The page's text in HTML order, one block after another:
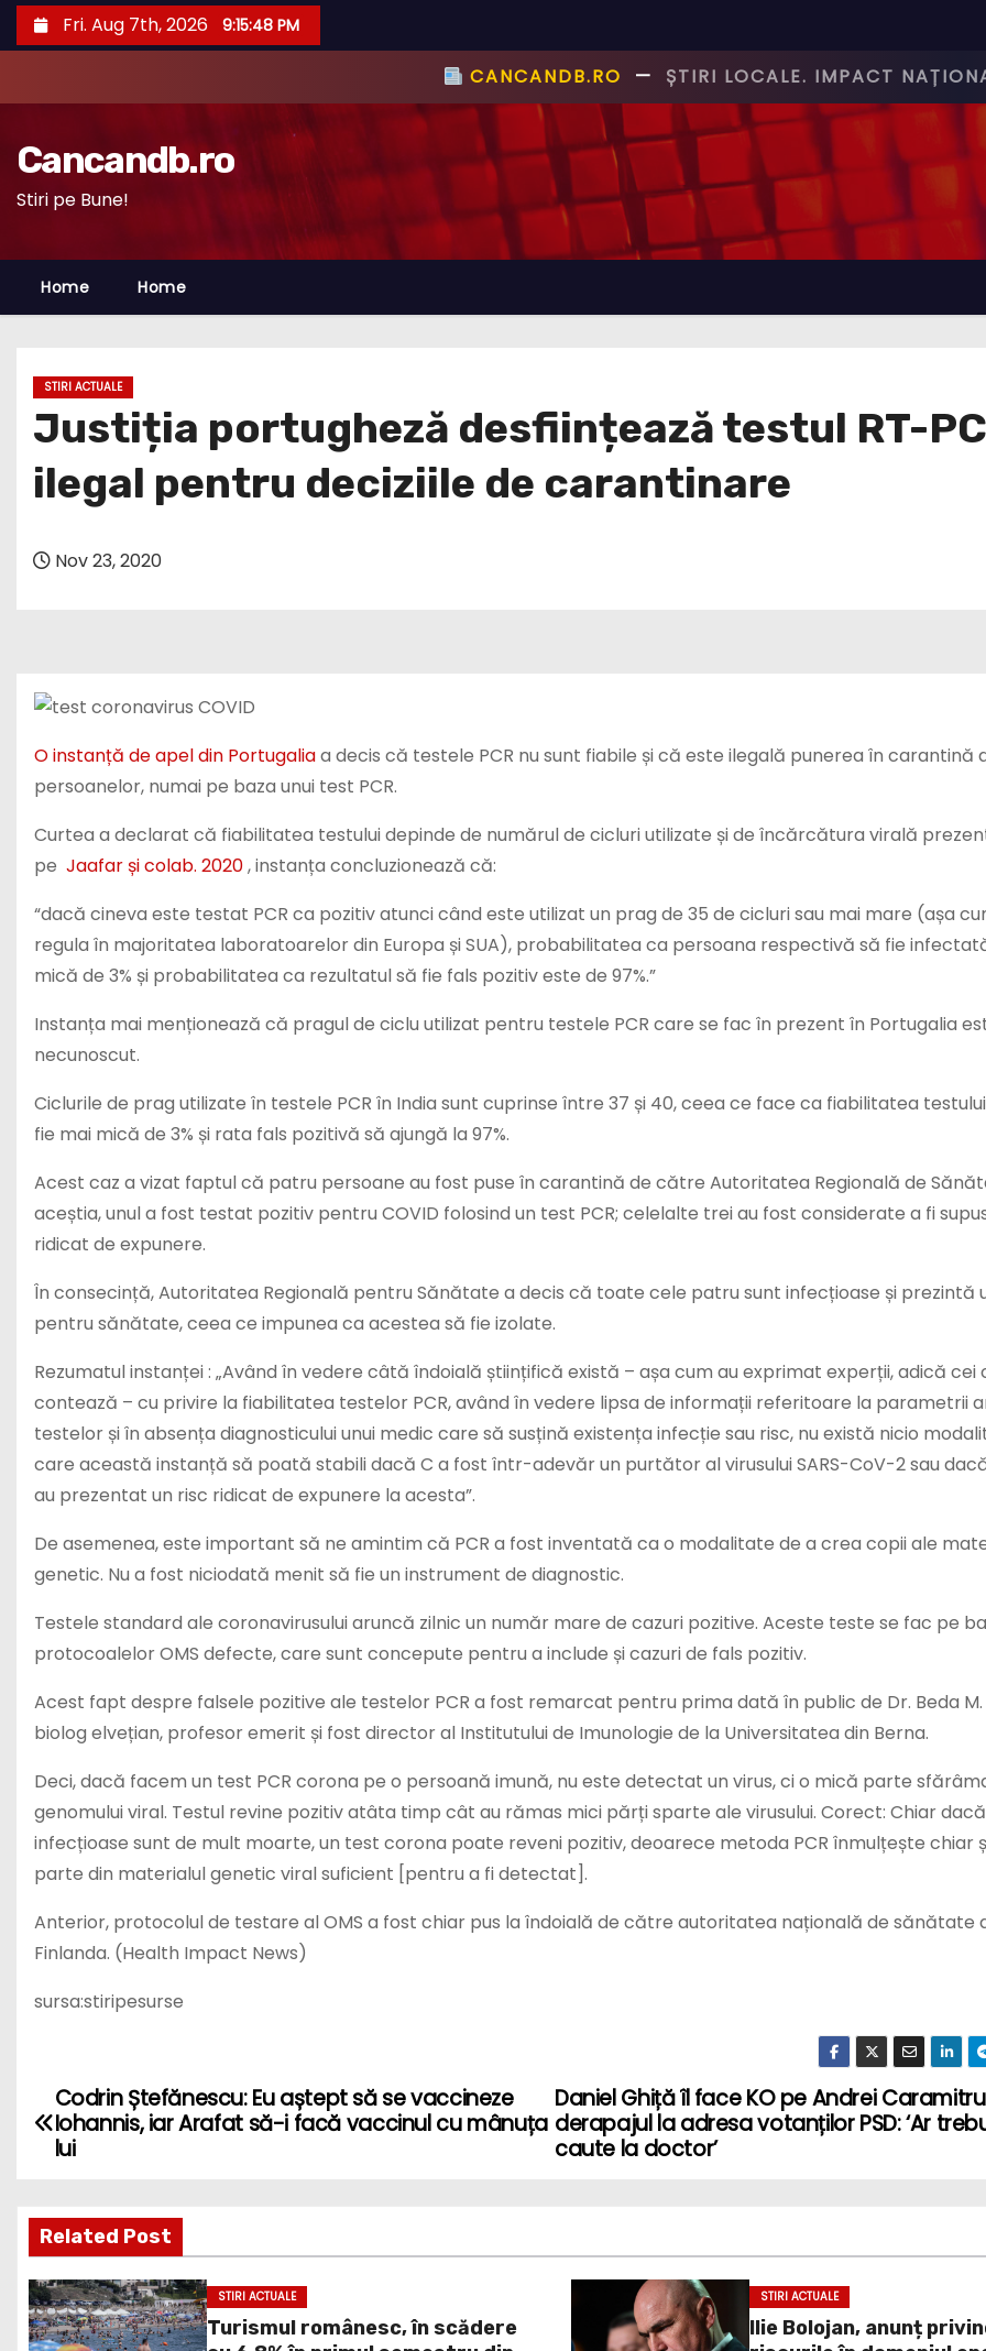
k
p
n
e
Fri. Aug 7th, 2026 9:15:49 PM
CANCANDB.RO —ȘTIRI PE BUNE!
Cancandb.ro
Stiri pe Bune!
Home Home
STIRI ACTUALE
Justiția portugheză desființează testul RT-
ilegal pentru deciziile de carantinare
Nov 23, 2020
O instanță de apel din Portugaliaa decis că testele PCR nu sunt fiabile și că este ilegală punerea în carantină
persoanelor, numai pe baza unui test PCR.
Curtea a declarat că fiabilitatea testului depinde de numărul de cicluri utilizate și de încărcătura virală
pe Jaafar și colab. 2020, instanța concluzionează că:
“dacă cineva este testat PCR ca pozitiv atunci când este utilizat un prag de 35 de cicluri sau mai mare (așa
regula în majoritatea laboratoarelor din Europa și SUA), probabilitatea ca persoana respectivă să fie
mică de 3% și probabilitatea ca rezultatul să fie fals pozitiv este de 97%.”
Instanța mai menționează că pragul de ciclu utilizat pentru testele PCR care se fac în prezent în Portugalia
necunoscut.
Ciclurile de prag utilizate în testele PCR în India sunt cuprinse între 37 și 40, ceea ce face ca fiabilitatea testului
fie mai mică de 3% și rata fals pozitivă să ajungă la 97%.
Acest caz a vizat faptul că patru persoane au fost puse în carantină de către Autoritatea Regională de
aceștia, unul a fost testat pozitiv pentru COVID folosind un test PCR; celelalte trei au fost considerate a fi
ridicat de expunere.
În consecință, Autoritatea Regională pentru Sănătate a decis că toate cele patru sunt infecțioase și prezintă
pentru sănătate, ceea ce impunea ca acestea să fie izolate.
Rezumatul instanței : „Având în vedere câtă îndoială științifică există – așa cum au exprimat experții, adică cei
contează – cu privire la fiabilitatea testelor PCR, având în vedere lipsa de informații referitoare la parametrii
testelor și în absența diagnosticului unui medic care să susțină existența infecție sau risc, nu există nicio
care această instanță să poată stabili dacă C a fost într-adevăr un purtător al virusului SARS-CoV-2 sau dacă
au prezentat un risc ridicat de expunere la acesta”.
De asemenea, este important să ne amintim că PCR a fost inventată ca o modalitate de a crea copii ale
genetic. Nu a fost niciodată menit să fie un instrument de diagnostic.
Testele standard ale coronavirusului aruncă zilnic un număr mare de cazuri pozitive. Aceste teste se fac pe
protocoalelor OMS defecte, care sunt concepute pentru a include și cazuri de fals pozitiv.
Acest fapt despre falsele pozitive ale testelor PCR a fost remarcat pentru prima dată în public de Dr. Beda M.
biolog elvețian, profesor emerit și fost director al Institutului de Imunologie de la Universitatea din Berna.
Deci, dacă facem un test PCR corona pe o persoană imună, nu este detectat un virus, ci o mică parte
genomului viral. Testul revine pozitiv atâta timp cât au rămas mici părți sparte ale virusului. Corect: Chiar
infecțioase sunt de mult moarte, un test corona poate reveni pozitiv, deoarece metoda PCR înmulțește chiar
parte din materialul genetic viral suficient [pentru a fi detectat].
Anterior, protocolul de testare al OMS a fost chiar pus la îndoială de către autoritatea națională de sănătate
Finlanda. (Health Impact News)
sursa:stiripesurse
P
t
n
a
Daniel Ghiță îl face KO pe Andrei
derapajul la adresa votanților PSD: ‘Ar
caute la doctor’
Codrin Ștefănescu: Eu aștept să se vaccineze
Iohannis, iar Arafat să-i facă vaccinul cu mânuța
lui
Related Post
STIRI ACTUALE
Turismul românesc, în scădere
STIRI ACTUALE
Ilie Bolojan, anunț